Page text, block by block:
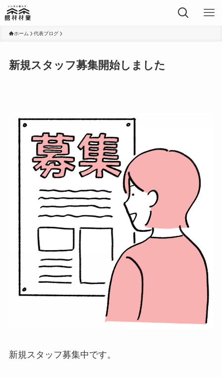
ホーム 代表ブログ
新規スタッフ募集開始しました
新規スタッフ募集中です。